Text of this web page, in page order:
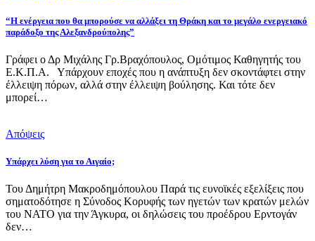
“Η ενέργεια που θα μπορούσε να αλλάξει τη Θράκη και το μεγάλο ενεργειακό
παράδοξο της Αλεξανδρούπολης”
Γράφει ο Δρ Μιχάλης Γρ.Βραχόπουλος, Ομότιμος Καθηγητής του
Ε.Κ.Π.Α. Υπάρχουν εποχές που η ανάπτυξη δεν σκοντάφτει στην
έλλειψη πόρων, αλλά στην έλλειψη βούλησης. Και τότε δεν
μπορεί…
Απόψεις
Υπάρχει λύση για το Αιγαίο;
Του Δημήτρη Μακροδημόπουλου Παρά τις ευνοϊκές εξελίξεις που
σηματοδότησε η Σύνοδος Κορυφής των ηγετών των κρατών μελών
του ΝΑΤΟ για την Άγκυρα, οι δηλώσεις του προέδρου Ερντογάν
δεν…